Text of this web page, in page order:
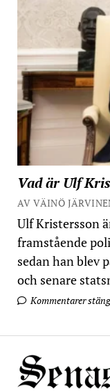
Vad är Ulf
AV VÄINÖ
Ulf Kristersson
framstående
sedan han blev
och senare
Kommentarer